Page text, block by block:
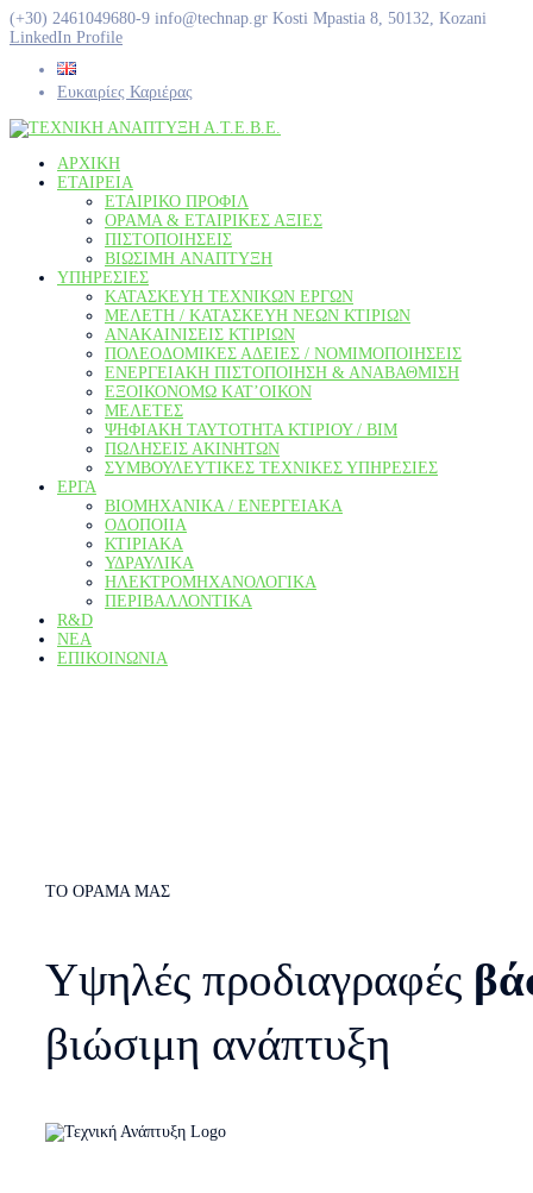
(+30) 2461049680-9 info@technap.gr Κosti Mpastia 8, 50132, Kozani
LinkedIn Profile
Ευκαιρίες Καριέρας
ΑΡΧΙΚΗ
ΕΤΑΙΡΕΙΑ
ΕΤΑΙΡΙΚΌ ΠΡΟΦΊΛ
ΌΡΑΜΑ & ΕΤΑΙΡΙΚΈΣ ΑΞΊΕΣ
ΠΙΣΤΟΠΟΙΉΣΕΙΣ
ΒΙΏΣΙΜΗ AΝΆΠΤΥΞΗ
ΥΠΗΡΕΣΙΕΣ
ΚΑΤΑΣΚΕΥΉ ΤΕΧΝΙΚΏΝ ΈΡΓΩΝ
ΜΕΛΈΤΗ / ΚΑΤΑΣΚΕΥΉ ΝΈΩΝ ΚΤΙΡΊΩΝ
ΑΝΑΚΑΙΝΊΣΕΙΣ ΚΤΙΡΊΩΝ
ΠΟΛΕΟΔΟΜΙΚΈΣ ΆΔΕΙΕΣ / ΝΟΜΙΜΟΠΟΙΉΣΕΙΣ
ΕΝΕΡΓΕΙΑΚΉ ΠΙΣΤΟΠΟΊΗΣΗ & ΑΝΑΒΆΘΜΙΣΗ
ΕΞΟΙΚΟΝΟΜΏ ΚΑΤ’ΟΊΚΟΝ
ΜΕΛΈΤΕΣ
ΨΗΦΙΑΚΉ ΤΑΥΤΌΤΗΤΑ ΚΤΙΡΊΟΥ / ΒΙΜ
ΠΩΛΉΣΕΙΣ ΑΚΙΝΉΤΩΝ
ΣΥΜΒΟΥΛΕΥΤΙΚΈΣ ΤΕΧΝΙΚΈΣ ΥΠΗΡΕΣΊΕΣ
ΕΡΓΑ
ΒΙΟΜΗΧΑΝΙΚΆ / ΕΝΕΡΓΕΙΑΚΆ
ΟΔΟΠΟΙΊΑ
ΚΤΙΡΙΑΚΆ
ΥΔΡΑΥΛΙΚΆ
ΗΛΕΚΤΡΟΜΗΧΑΝΟΛΟΓΙΚΆ
ΠΕΡΙΒΑΛΛΟΝΤΙΚΆ
R&D
ΝΕΑ
ΕΠΙΚΟΙΝΩΝΙΑ
ΤΟ ΟΡΑΜΑ ΜΑΣ
Υψηλές προδιαγραφές
βιώσιμη ανάπτυξη